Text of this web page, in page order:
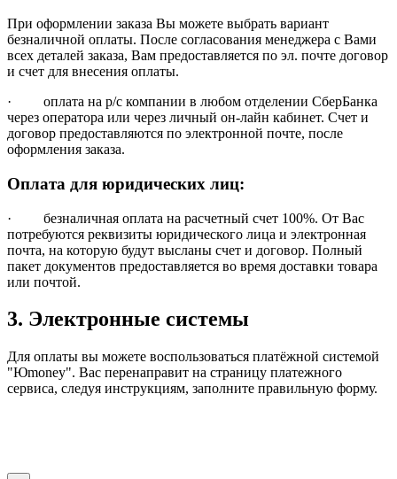
При оформлении заказа Вы можете выбрать вариант
безналичной оплаты. После согласования менеджера с Вами
всех деталей заказа, Вам предоставляется по эл. почте договор
и счет для внесения оплаты.
· оплата на р/с компании в любом отделении СберБанка
через оператора или через личный он-лайн кабинет. Счет и
договор предоставляются по электронной почте, после
оформления заказа.
Оплата для юридических лиц:
· безналичная оплата на расчетный счет 100%. От Вас
потребуются реквизиты юридического лица и электронная
почта, на которую будут высланы счет и договор. Полный
пакет документов предоставляется во время доставки товара
или почтой.
3. Электронные системы
Для оплаты вы можете воспользоваться платёжной системой
"Юmoney". Вас перенаправит на страницу платежного
сервиса, следуя инструкциям, заполните правильную форму.